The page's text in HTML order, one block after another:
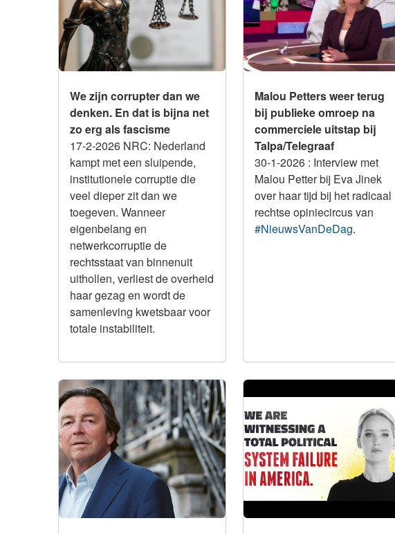
We zijn corrupter dan we
denken. En dat is bijna net
zo erg als fascisme
17-2-2026 NRC: Nederland
kampt met een sluipende,
institutionele corruptie die
veel dieper zit dan we
toegeven. Wanneer
eigenbelang en
netwerkcorruptie de
rechtsstaat van binnenuit
uithollen, verliest de overheid
haar gezag en wordt de
samenleving kwetsbaar voor
totale instabiliteit.
Talpa/Telegraaf
Malou Petters weer terug
bij publieke omroep na
commerciele uitstap bij
Talpa/Telegraaf
30-1-2026 : Interview met
Malou Petter bij Eva Jinek
over haar tijd bij het radicaal
rechtse opiniecircus van
#NieuwsVanDeDag.
Integriteit
Weijers moest sneuvelen
vanwege zijn voorkeur voor
een coalitie met Groenlinks-
PvdA
Integriteit
Unbreaking America: Solving
the Corruption Crisis